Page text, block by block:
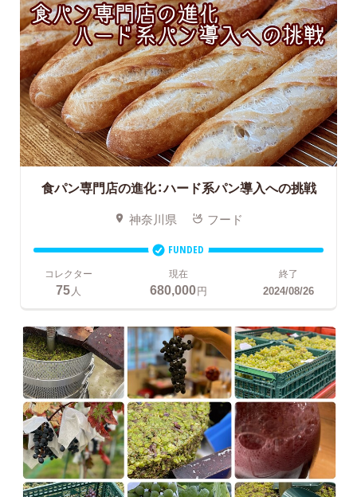
食パン専門店の進化：ハード系パン導入への挑戦
神奈川県 フード
FUNDED
コレクター
75 人
現在
680,000円
終了
2024/08/26